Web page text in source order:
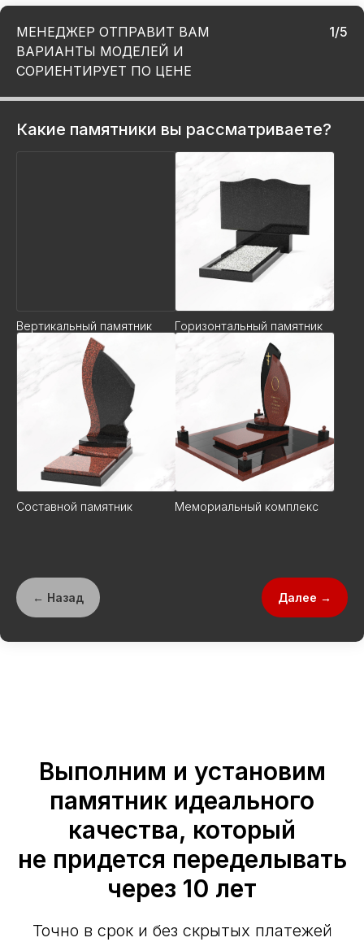
МЕНЕДЖЕР ОТПРАВИТ ВАМ
ВАРИАНТЫ МОДЕЛЕЙ И
СОРИЕНТИРУЕТ ПО ЦЕНЕ
1/5
Какие памятники вы рассматриваете?
Вертикальный памятник Горизонтальный памятник
Составной памятник Мемориальный комплекс
← Назад Далее →
Выполним и установим
памятник идеального
качества, который
не придется переделывать
через 10 лет
Точно в срок и без скрытых платежей